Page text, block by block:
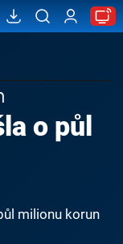
o půl
milionu korun